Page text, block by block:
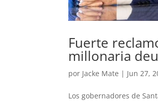
Fuerte
millonaria
por Jacke Mate | Jun 27,
Los gobernadores de